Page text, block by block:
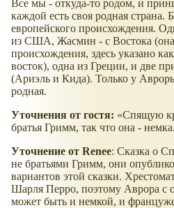
Все мы - откуда-то родом, и
каждой есть своя родная страна.
европейского происхождения.
из США, Жасмин - с Востока (она
происхождения, здесь указано
восток), одна из Греции, и две
(Ариэль и Кида). Только у
родная.
Уточнения от гостя:
Спящую
братья Гримм, так что она -
Уточнение от Renee: Сказка о
не братьями Гримм, они
вариантов этой сказки.
Шарля Перро, поэтому Аврора с
может быть и немкой, и